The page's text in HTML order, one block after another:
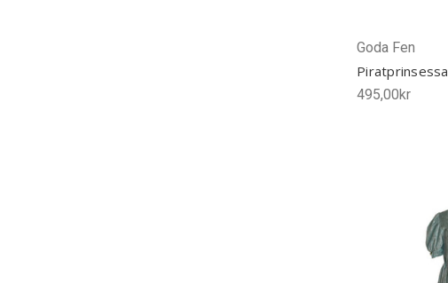
Goda Fen
Piratprinsessa
495,00kr